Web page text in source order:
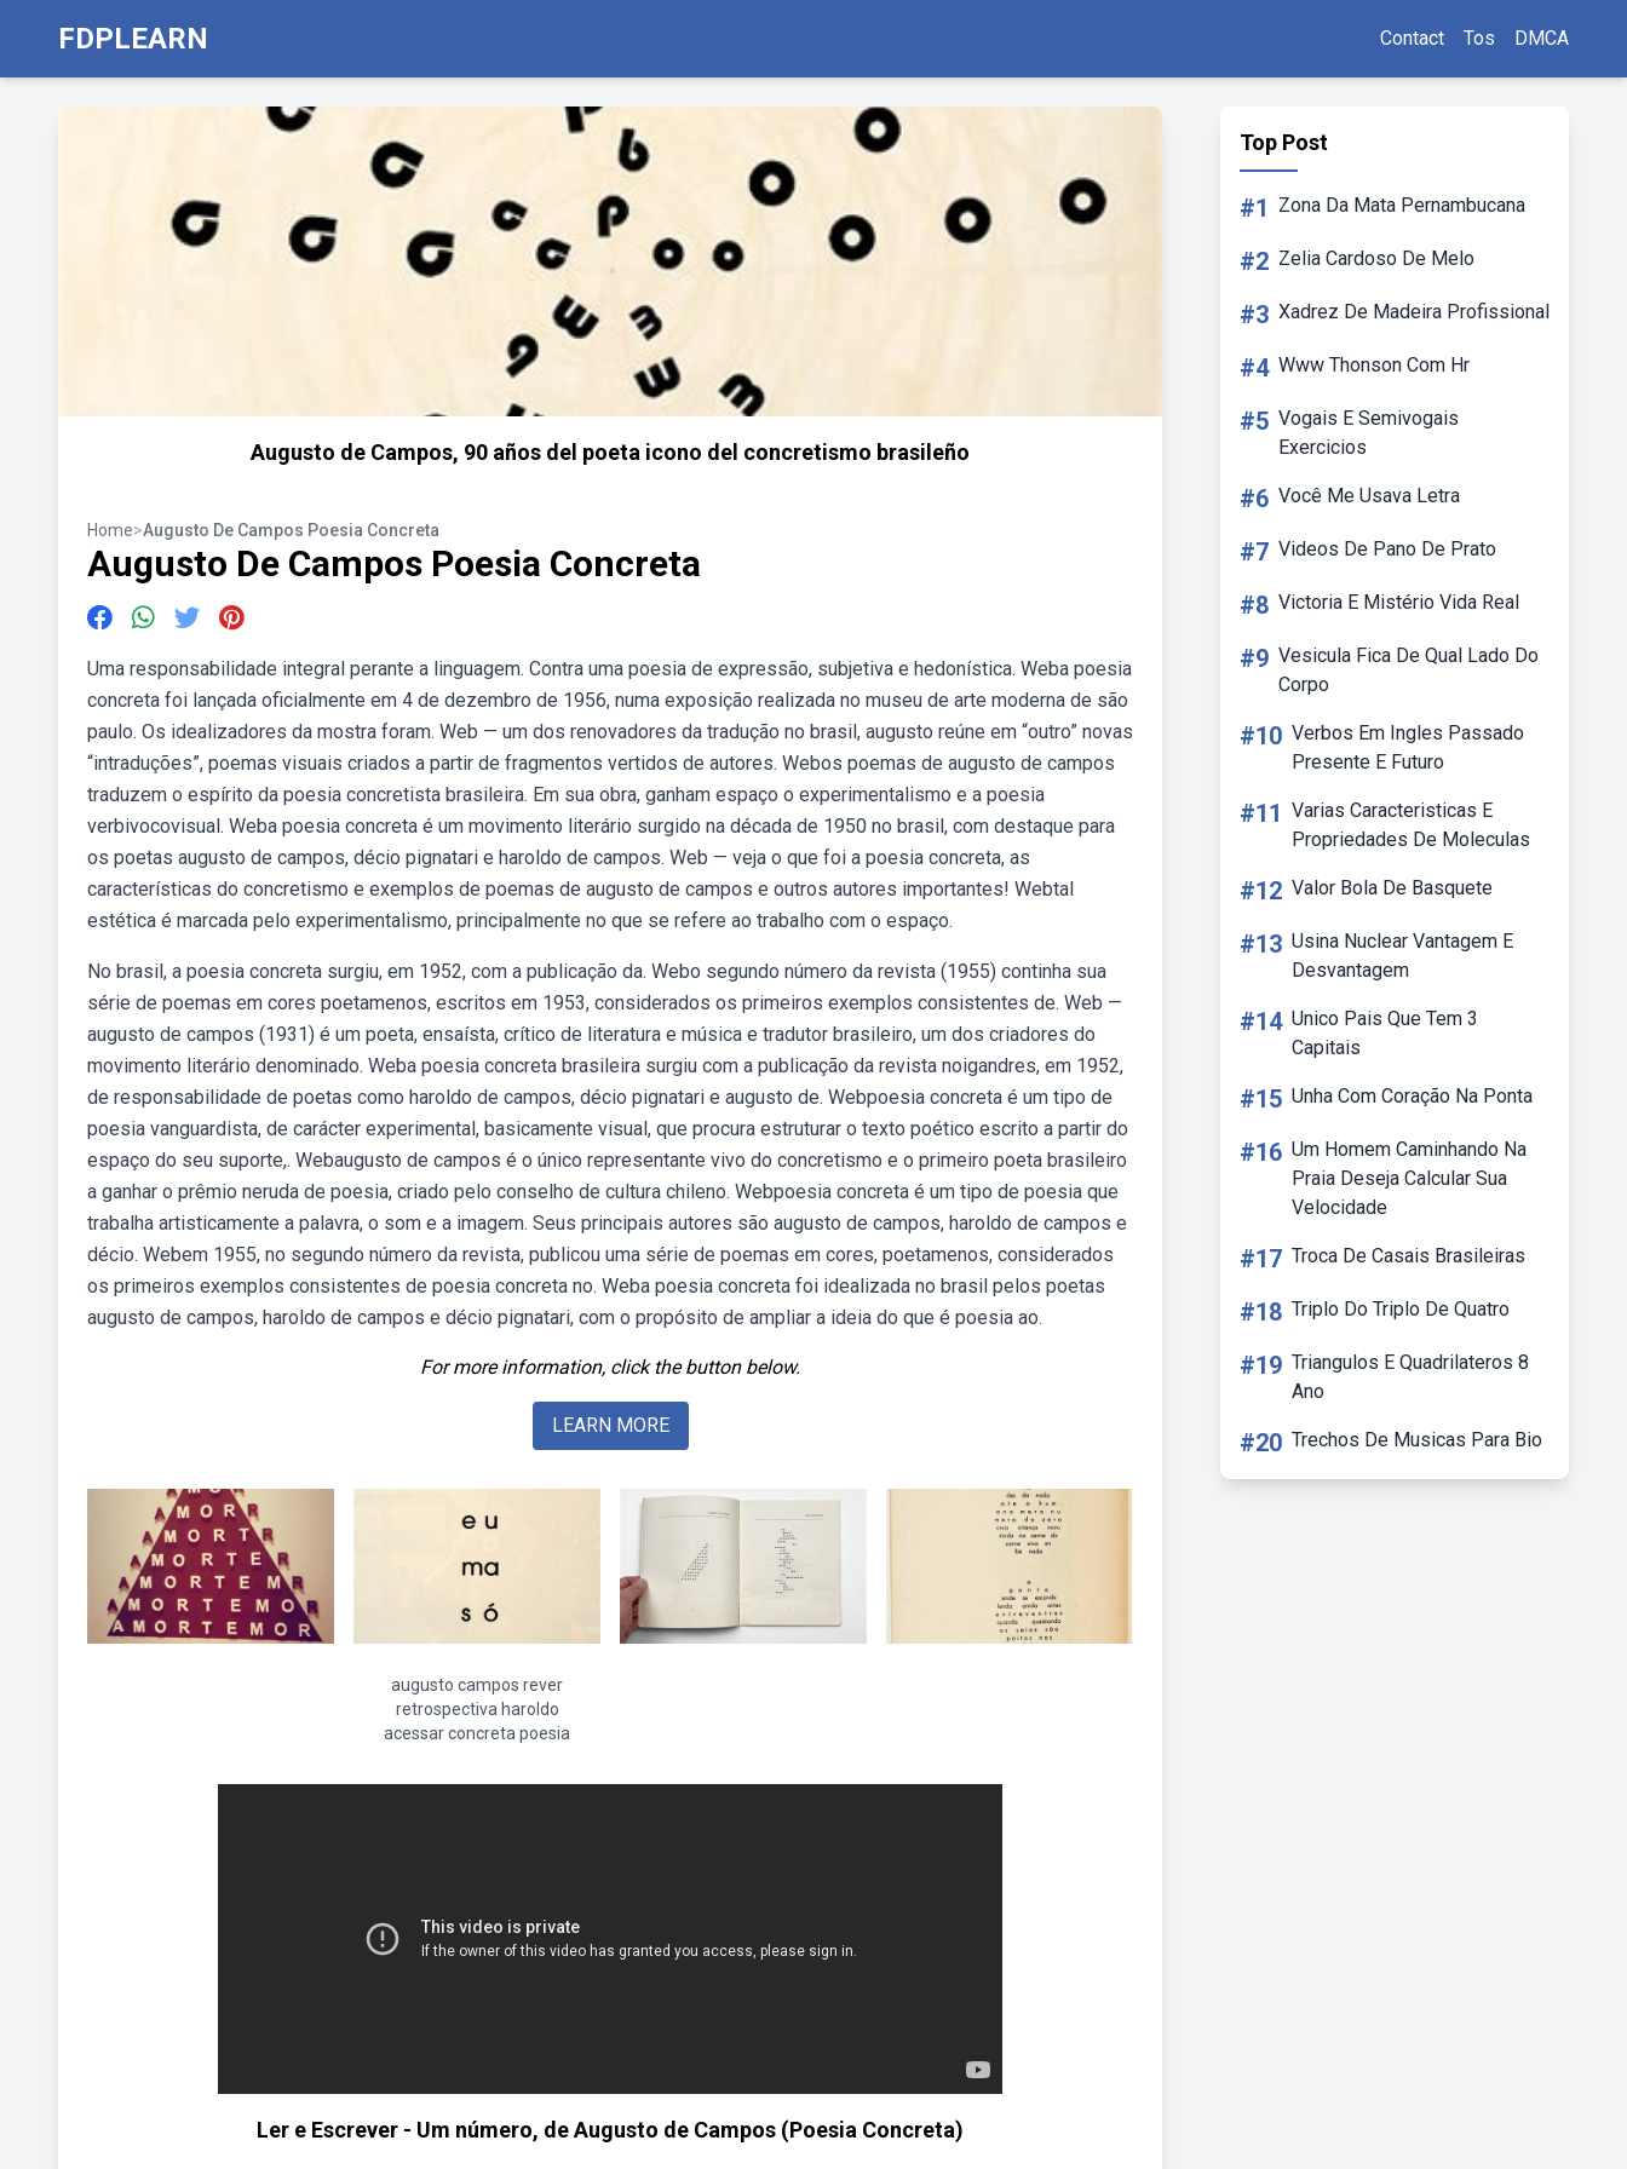
FDPLEARN Contact Tos DMCA
Augusto de Campos, 90 años del poeta icono del concretismo brasileño
Home>Augusto De Campos Poesia Concreta
Augusto De Campos Poesia Concreta
Uma responsabilidade integral perante a linguagem. Contra uma poesia de expressão, subjetiva e hedonística. Weba poesia
concreta foi lançada oficialmente em 4 de dezembro de 1956, numa exposição realizada no museu de arte moderna de são
paulo. Os idealizadores da mostra foram. Web — um dos renovadores da tradução no brasil, augusto reúne em “outro” novas
“intraduções”, poemas visuais criados a partir de fragmentos vertidos de autores. Webos poemas de augusto de campos
traduzem o espírito da poesia concretista brasileira. Em sua obra, ganham espaço o experimentalismo e a poesia
verbivocovisual. Weba poesia concreta é um movimento literário surgido na década de 1950 no brasil, com destaque para
os poetas augusto de campos, décio pignatari e haroldo de campos. Web — veja o que foi a poesia concreta, as
características do concretismo e exemplos de poemas de augusto de campos e outros autores importantes! Webtal
estética é marcada pelo experimentalismo, principalmente no que se refere ao trabalho com o espaço.
No brasil, a poesia concreta surgiu, em 1952, com a publicação da. Webo segundo número da revista (1955) continha sua
série de poemas em cores poetamenos, escritos em 1953, considerados os primeiros exemplos consistentes de. Web —
augusto de campos (1931) é um poeta, ensaísta, crítico de literatura e música e tradutor brasileiro, um dos criadores do
movimento literário denominado. Weba poesia concreta brasileira surgiu com a publicação da revista noigandres, em 1952,
de responsabilidade de poetas como haroldo de campos, décio pignatari e augusto de. Webpoesia concreta é um tipo de
poesia vanguardista, de carácter experimental, basicamente visual, que procura estruturar o texto poético escrito a partir do
espaço do seu suporte,. Webaugusto de campos é o único representante vivo do concretismo e o primeiro poeta brasileiro
a ganhar o prêmio neruda de poesia, criado pelo conselho de cultura chileno. Webpoesia concreta é um tipo de poesia que
trabalha artisticamente a palavra, o som e a imagem. Seus principais autores são augusto de campos, haroldo de campos e
décio. Webem 1955, no segundo número da revista, publicou uma série de poemas em cores, poetamenos, considerados
os primeiros exemplos consistentes de poesia concreta no. Weba poesia concreta foi idealizada no brasil pelos poetas
augusto de campos, haroldo de campos e décio pignatari, com o propósito de ampliar a ideia do que é poesia ao.
For more information, click the button below.
LEARN MORE
augusto campos rever
retrospectiva haroldo
acessar concreta poesia
Ler e Escrever - Um número, de Augusto de Campos (Poesia Concreta)
Top Post
#1 Zona Da Mata Pernambucana
#2 Zelia Cardoso De Melo
#3 Xadrez De Madeira Profissional
#4 Www Thonson Com Hr
#5 Vogais E Semivogais
Exercicios
#6 Você Me Usava Letra
#7 Videos De Pano De Prato
#8 Victoria E Mistério Vida Real
#9 Vesicula Fica De Qual Lado Do
Corpo
#10 Verbos Em Ingles Passado
Presente E Futuro
#11 Varias Caracteristicas E
Propriedades De Moleculas
#12 Valor Bola De Basquete
#13 Usina Nuclear Vantagem E
Desvantagem
#14 Unico Pais Que Tem 3
Capitais
#15 Unha Com Coração Na Ponta
#16 Um Homem Caminhando Na
Praia Deseja Calcular Sua
Velocidade
#17 Troca De Casais Brasileiras
#18 Triplo Do Triplo De Quatro
#19 Triangulos E Quadrilateros 8
Ano
#20 Trechos De Musicas Para Bio